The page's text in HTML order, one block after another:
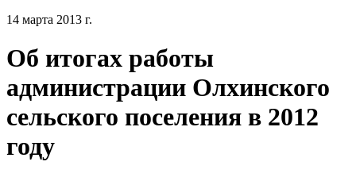
14 марта 2013 г.
Об итогах работы
администрации Олхинского
сельского поселения в 2012
году